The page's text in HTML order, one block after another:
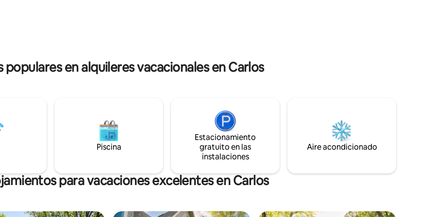
populares en alquileres vacacionales en Carlos
Piscina
Estacionamiento
gratuito en las
instalaciones
Aire acondicionado
para vacaciones excelentes en Carlos